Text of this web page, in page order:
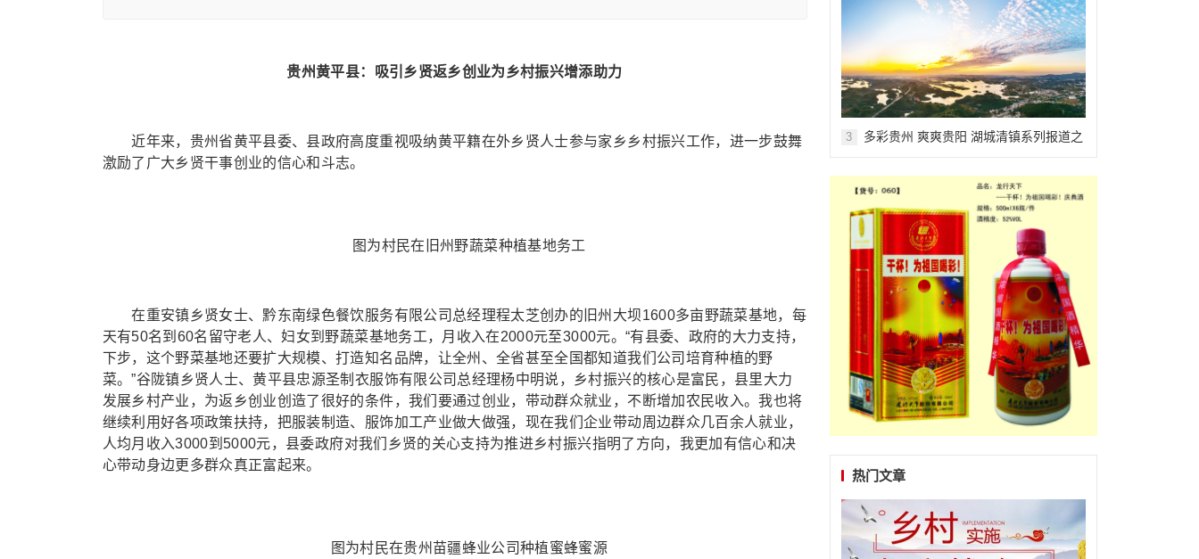
贵州黄平县：吸引乡贤返乡创业为乡村振兴增添助力
近年来，贵州省黄平县委、县政府高度重视吸纳黄平籍在外乡贤人士参与家乡乡村振兴工作，进一步鼓舞
激励了广大乡贤干事创业的信心和斗志。
图为村民在旧州野蔬菜种植基地务工
在重安镇乡贤女士、黔东南绿色餐饮服务有限公司总经理程太芝创办的旧州大坝1600多亩野蔬菜基地，每
天有50名到60名留守老人、妇女到野蔬菜基地务工，月收入在2000元至3000元。“有县委、政府的大力支持，
下步，这个野菜基地还要扩大规模、打造知名品牌，让全州、全省甚至全国都知道我们公司培育种植的野
菜。”谷陇镇乡贤人士、黄平县忠源圣制衣服饰有限公司总经理杨中明说，乡村振兴的核心是富民，县里大力
发展乡村产业，为返乡创业创造了很好的条件，我们要通过创业，带动群众就业，不断增加农民收入。我也将
继续利用好各项政策扶持，把服装制造、服饰加工产业做大做强，现在我们企业带动周边群众几百余人就业，
人均月收入3000到5000元，县委政府对我们乡贤的关心支持为推进乡村振兴指明了方向，我更加有信心和决
心带动身边更多群众真正富起来。
图为村民在贵州苗疆蜂业公司种植蜜蜂蜜源
3
多彩贵州 爽爽贵阳 湖城清镇系列报道之
热门文章